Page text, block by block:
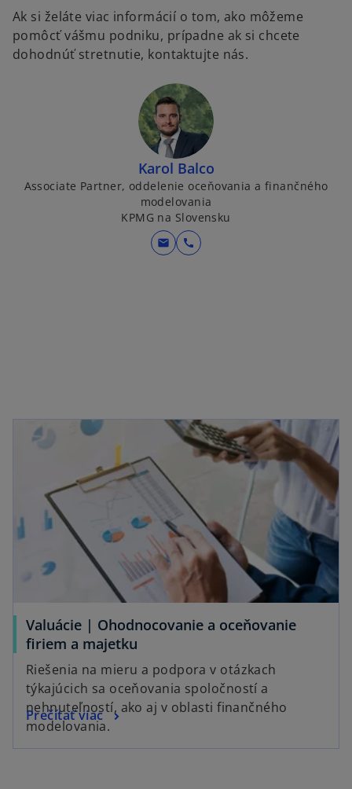
Ak si želáte viac informácií o tom, ako môžeme
pomôcť vášmu podniku, prípadne ak si chcete
dohodnúť stretnutie, kontaktujte nás.
Karol Balco
Associate Partner, oddelenie oceňovania a finančného
modelovania
KPMG na Slovensku
mail call
Valuácie | Ohodnocovanie a oceňovanie
firiem a majetku
Riešenia na mieru a podpora v otázkach
týkajúcich sa oceňovania spoločností a
nehnuteľností, ako aj v oblasti finančného
modelovania.
Prečítať viac